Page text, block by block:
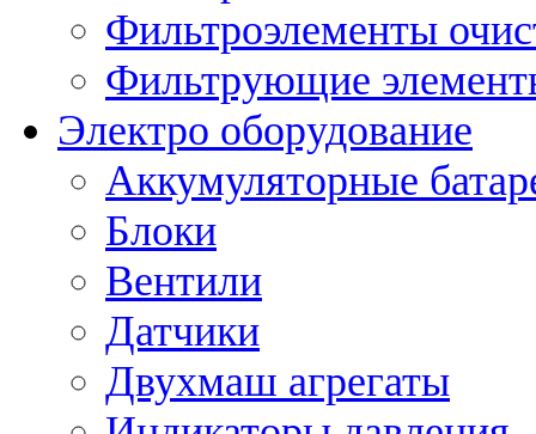
Фильтроэлементы
Фильтрующие
Электро оборудование
Аккумуляторные
Блоки
Вентили
Датчики
Двухмаш агрегаты